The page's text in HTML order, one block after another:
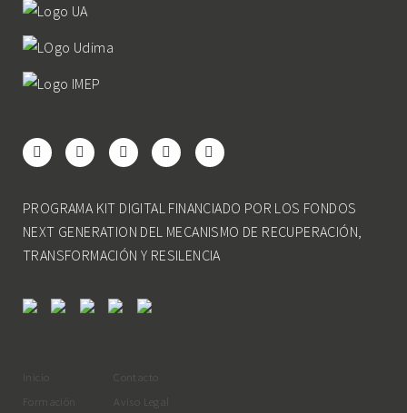
PROGRAMA KIT DIGITAL FINANCIADO POR LOS FONDOS
NEXT GENERATION DEL MECANISMO DE RECUPERACIÓN,
TRANSFORMACIÓN Y RESILENCIA
Inicio
Formación
Contacto
Aviso Legal